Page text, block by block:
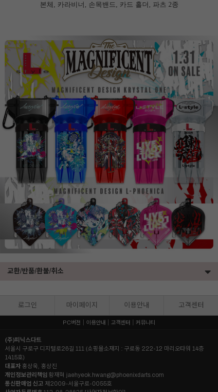
본체, 카라비너, 손목밴드, 카드 홀더, 파츠 2종
교환/반품/환불/취소
로그인 마이페이지 이용안내 고객센터
PC버전 이용안내 고객센터 커뮤니티
(주)피닉스다트
서울시 구로구 디지털로26길 111 (쇼핑몰소재지 : 구로동 222-12 마리오타워 14층
1415호)
대표자 홍상욱, 홍상진
개인정보관리책임 황재혁 jaehyeok.hwang@phoenixdarts.com
통신판매업 신고 제2009-서울구로-0055호